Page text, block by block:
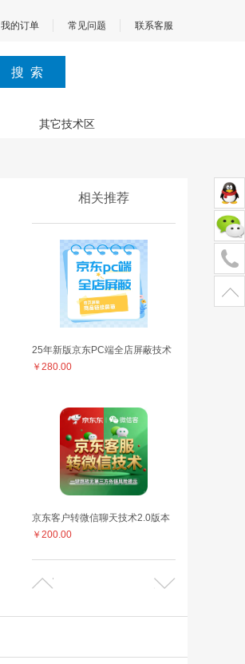
我的订单 常见问题 联系客服
其它技术区
相关推荐
25年新版京东PC端全店屏蔽技术
￥280.00
京东客户转微信聊天技术2.0版本
￥200.00